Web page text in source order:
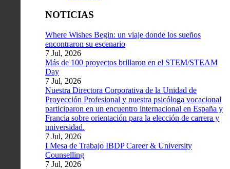
NOTICIAS
Where Wishes Begin: un viaje donde los sueños
encontraron su escenario
7 Jul, 2026
Más de 100 proyectos brillaron en el STEM/STEAM
Day
7 Jul, 2026
Nuestra Directora Corporativa de la Unidad de
Proyección Profesional y nuestra psicóloga vocacional
participaron en un encuentro internacional en España y
Francia sobre orientación para la elección de carrera y
universidad.
7 Jul, 2026
I Mesa de Trabajo IBDP Career & University
Counselling
7 Jul, 2026